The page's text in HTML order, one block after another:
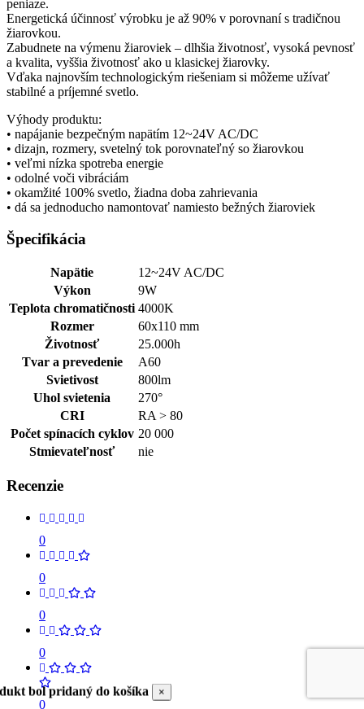
peniaze.
Energetická účinnosť výrobku je až 90% v porovnaní s tradičnou
žiarovkou.
Zabudnete na výmenu žiaroviek – dlhšia životnosť, vysoká pevnosť
a kvalita, vyššia životnosť ako u klasickej žiarovky.
Vďaka najnovším technologickým riešeniam si môžeme užívať
stabilné a príjemné svetlo.
Výhody produktu:
• napájanie bezpečným napätím 12~24V AC/DC
• dizajn, rozmery, svetelný tok porovnateľný so žiarovkou
• veľmi nízka spotreba energie
• odolné voči vibráciám
• okamžité 100% svetlo, žiadna doba zahrievania
• dá sa jednoducho namontovať namiesto bežných žiaroviek
Špecifikácia
Napätie
12~24V AC/DC
Výkon
9W
Teplota chromatičnosti 4000K
Rozmer
60x110 mm
Životnosť
25.000h
Tvar a prevedenie
A60
Svietivost
800lm
Uhol svietenia
270°
CRI
RA > 80
Počet spínacích cyklov 20 000
Stmievateľnosť
nie
Recenzie
0
0
0
0
0
bol pridaný do košíka ×